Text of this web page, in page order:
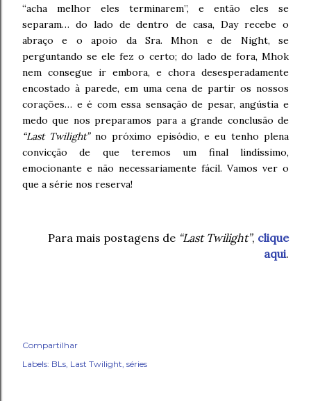
“acha melhor eles terminarem”, e então eles se
separam… do lado de dentro de casa, Day recebe o
abraço e o apoio da Sra. Mhon e de Night, se
perguntando se ele fez o certo; do lado de fora, Mhok
nem consegue ir embora, e chora desesperadamente
encostado à parede, em uma cena de partir os nossos
corações… e é com essa sensação de pesar, angústia e
medo que nos preparamos para a grande conclusão de
“Last Twilight”no próximo episódio, e eu tenho plena
convicção de que teremos um final lindíssimo,
emocionante e não necessariamente fácil. Vamos ver o
que a série nos reserva!
Para mais postagens de “Last Twilight”, clique
aqui.
Compartilhar
Labels: BLs Last Twilight séries